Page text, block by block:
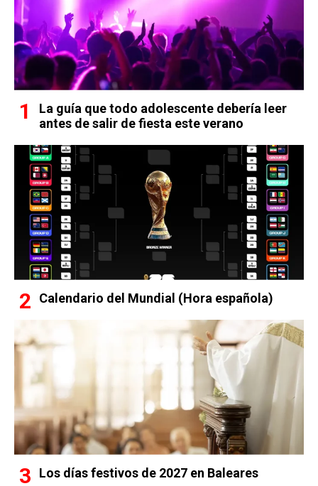
La guía que todo adolescente debería leer
antes de salir de fiesta este verano
Calendario del Mundial (Hora española)
Los días festivos de 2027 en Baleares